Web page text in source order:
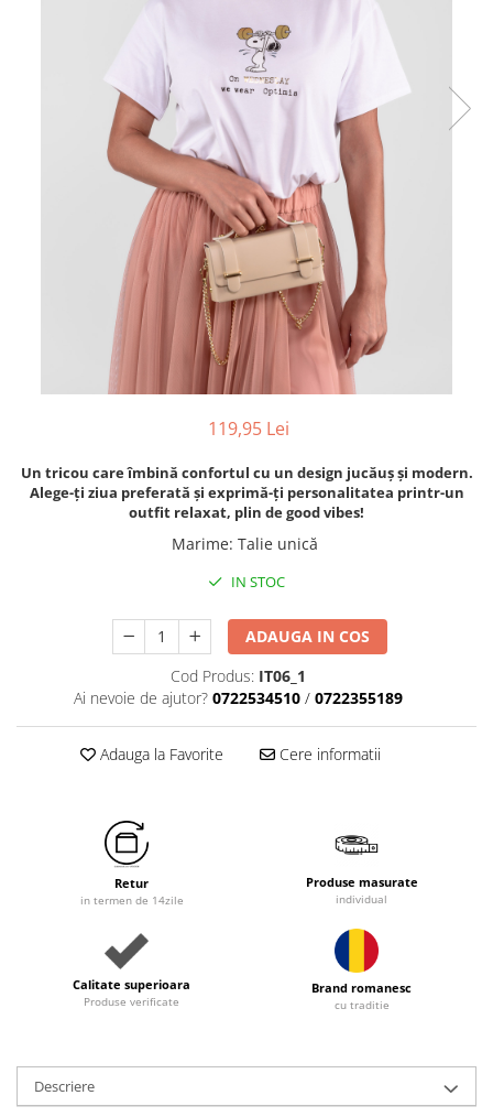
119,95 Lei
Un tricou care îmbină confortul cu un design jucăuș și modern.
Alege-ți ziua preferată și exprimă-ți personalitatea printr-un
outfit relaxat, plin de good vibes!
Marime: Talie unică
IN STOC
ADAUGA IN COS
Cod Produs: IT06_1
Ai nevoie de ajutor? 0722534510 / 0722355189
Adauga la Favorite Cere informatii
Retur
in termen de 14zile
Produse masurate
individual
Calitate superioara
Produse verificate
Brand romanesc
cu traditie
Descriere